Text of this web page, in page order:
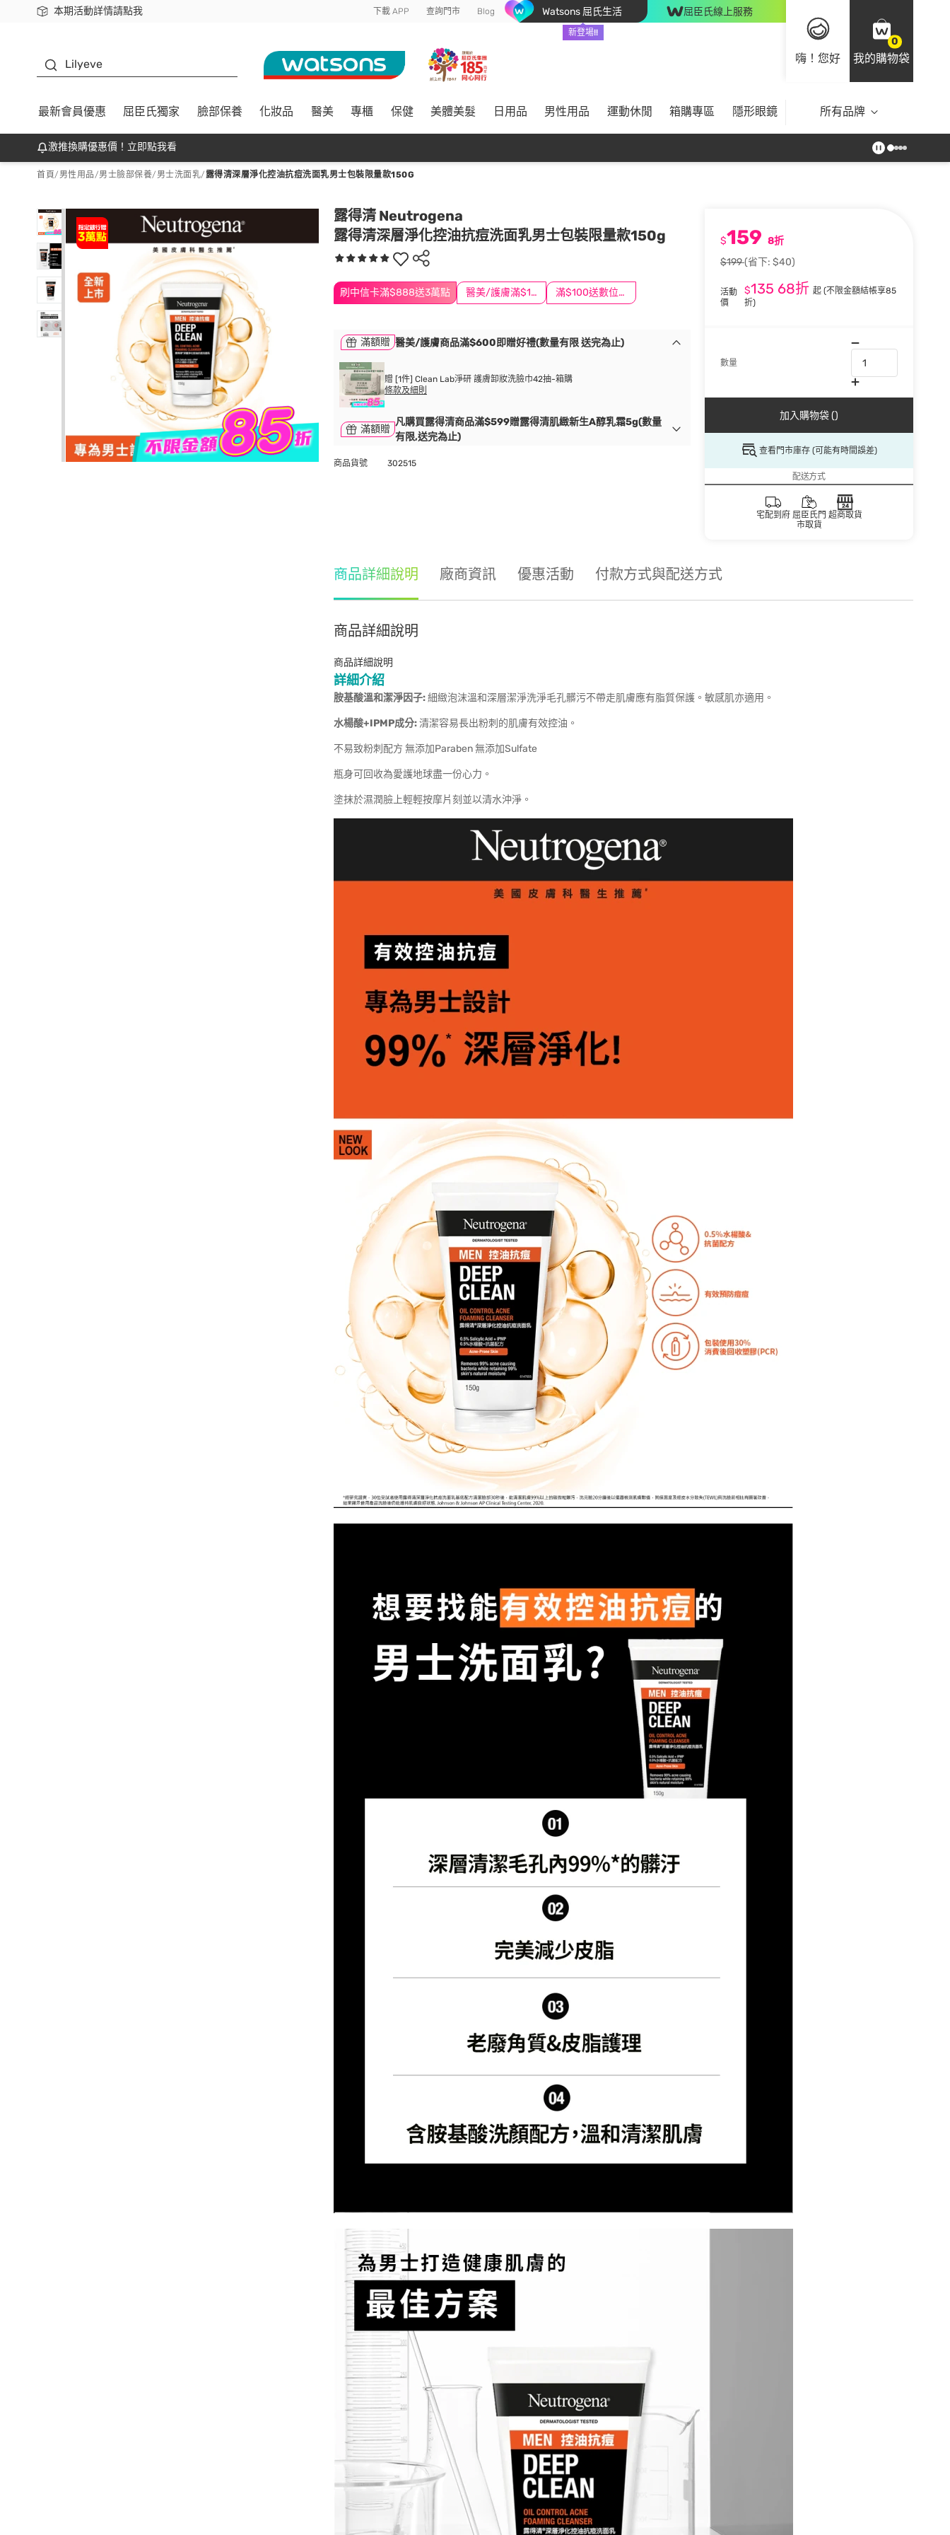
本期活動詳情請點我
下載app最高回饋$350 下載 APP 查詢門市 Blog Watsons 屈氏生活
新登場!!
屈臣氏線上服務
嗨！您好
0
我的購物袋
Lilyeve
最新會員優惠 屈臣氏獨家 臉部保養 化妝品 醫美 專櫃 保健 美體美髮 日用品 男性用品 運動休閒 箱購專區 隱形眼鏡 所有品牌
激推換購優惠價！立即點我看
首頁/ 男性用品/男士臉部保養/ 男士洗面乳/露得清深層淨化控油抗痘洗面乳男士包裝限量款150G
露得清 Neutrogena
露得清深層淨化控油抗痘洗面乳男士包裝限量款150g
刷中信卡滿$888送3萬點 醫美/護膚滿$1200送$200 滿$100送數位印花
$159 8折
$199(省下: $40)
活動
價
$135 68折 起 (不限金額結帳享85
折)
數量
加入購物袋 ()
查看門市庫存 (可能有時間誤差)
配送方式
宅配到府 屈臣氏門
市取貨
超商取貨
滿額贈 醫美/護膚商品滿$600即贈好禮(數量有限 送完為止)
贈 [1件] Clean Lab淨研 護膚卸妝洗臉巾42抽-箱購
條款及細則
滿額贈
凡購買露得清商品滿$599贈露得清肌緻新生A醇乳霜5g(數量
有限,送完為止)
商品貨號 302515
商品詳細說明 廠商資訊 優惠活動 付款方式與配送方式
商品詳細說明
商品詳細說明
詳細介紹
胺基酸溫和潔淨因子:細緻泡沫溫和深層潔淨洗淨毛孔髒污不帶走肌膚應有脂質保護。敏感肌亦適用。
水楊酸+IPMP成分:清潔容易長出粉刺的肌膚有效控油。
不易致粉刺配方 無添加Paraben 無添加Sulfate
瓶身可回收為愛護地球盡一份心力。
塗抹於濕潤臉上輕輕按摩片刻並以清水沖淨。